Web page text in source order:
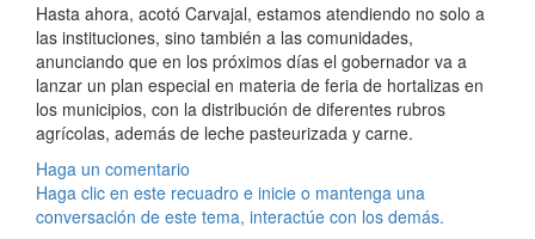
Hasta ahora, acotó Carvajal, estamos atendiendo no solo a
las instituciones, sino también a las comunidades,
anunciando que en los próximos días el gobernador va a
lanzar un plan especial en materia de feria de hortalizas en
los municipios, con la distribución de diferentes rubros
agrícolas, además de leche pasteurizada y carne.
Haga un comentario
Haga clic en este recuadro e inicie o mantenga una
conversación de este tema, interactúe con los demás.